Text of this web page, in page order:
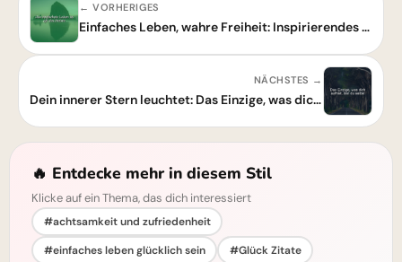
← VORHERIGES
Einfaches Leben, wahre Freiheit: Inspirierendes Zitat zum Nachdenken.
NÄCHSTES →
Dein innerer Stern leuchtet: Das Einzige, was dich aufhält, bist du selbst.
🔥 Entdecke mehr in diesem Stil
Klicke auf ein Thema, das dich interessiert
#achtsamkeit und zufriedenheit
#einfaches leben glücklich sein
#Glück Zitate